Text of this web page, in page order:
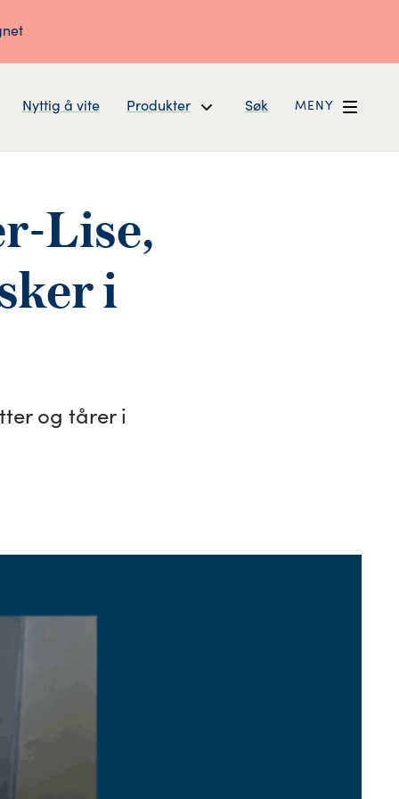
Nyttig å vite Produkter Søk MENY
Lise,
i
og tårer i